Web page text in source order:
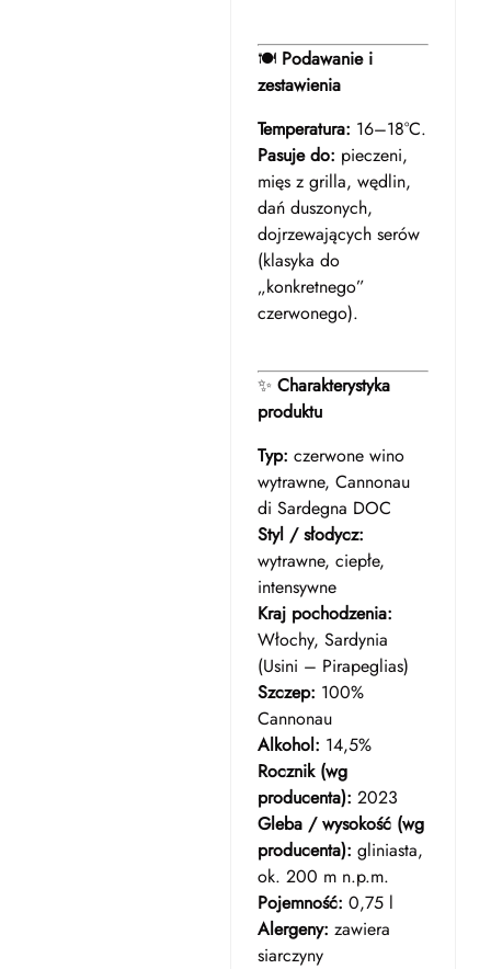
🍽️ Podawanie i
zestawienia
Temperatura: 16–18°C.
Pasuje do: pieczeni,
mięs z grilla, wędlin,
dań duszonych,
dojrzewających serów
(klasyka do
„konkretnego”
czerwonego).
✨ Charakterystyka
produktu
Typ: czerwone wino
wytrawne, Cannonau
di Sardegna DOC
Styl / słodycz:
wytrawne, ciepłe,
intensywne
Kraj pochodzenia:
Włochy, Sardynia
(Usini – Pirapeglias)
Szczep: 100%
Cannonau
Alkohol: 14,5%
Rocznik (wg
producenta): 2023
Gleba / wysokość (wg
producenta): gliniasta,
ok. 200 m n.p.m.
Pojemność: 0,75 l
Alergeny: zawiera
siarczyny